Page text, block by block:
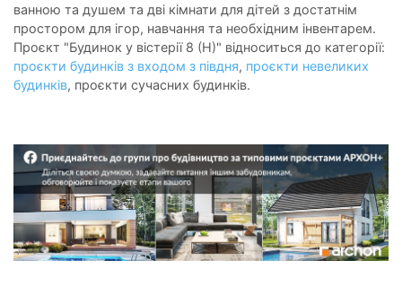
ванною та душем та дві кімнати для дітей з достатнім
простором для ігор, навчання та необхідним інвентарем.
Проєкт "Будинок у вістерії 8 (Н)" відноситься до категорії:
проєкти будинків з входом з півдня, проєкти невеликих
будинків, проєкти сучасних будинків.